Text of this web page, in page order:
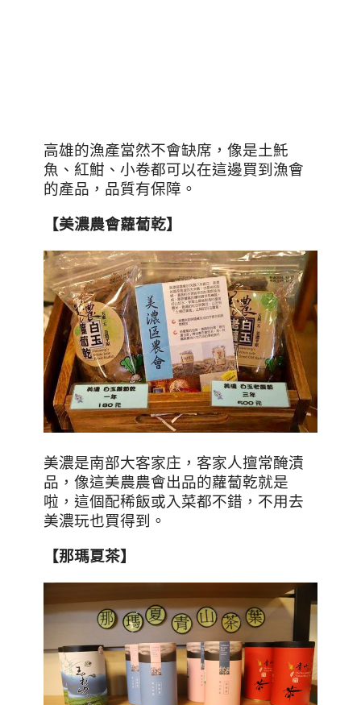
高雄的漁產當然不會缺席，像是土魠
魚、紅魽、小卷都可以在這邊買到漁會
的產品，品質有保障。
【美濃農會蘿蔔乾】
美濃是南部大客家庄，客家人擅常醃漬
品，像這美農農會出品的蘿蔔乾就是
啦，這個配稀飯或入菜都不錯，不用去
美濃玩也買得到。
【那瑪夏茶】